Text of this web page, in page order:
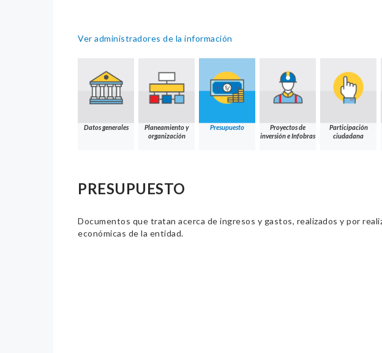
Ver administradores de la información
Datos generales
Planeamiento y
organización
Presupuesto
Proyectos de
inversión e Infobras
Participación
ciudadana
PRESUPUESTO
Documentos que tratan acerca de ingresos y gastos, realizados y por
económicas de la entidad.